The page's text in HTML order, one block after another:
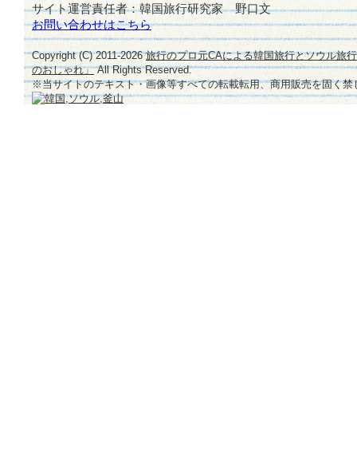
サイト運営責任者：韓国旅行研究家 野口文
お問い合わせはこちら
Copyright (C) 2011-2026旅行のプロ元CAによる韓国旅行とソウル旅
のおしゃれ」All Rights Reserved.
※当サイトのテキスト・画像等すべての転載転用、商用販売を固く禁